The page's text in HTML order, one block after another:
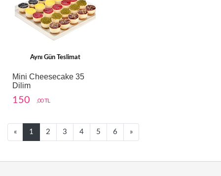
Aynı Gün Teslimat
Mini Cheesecake 35
Dilim
150 ,00 TL
«Next1 2 3 4 5 6 »Next